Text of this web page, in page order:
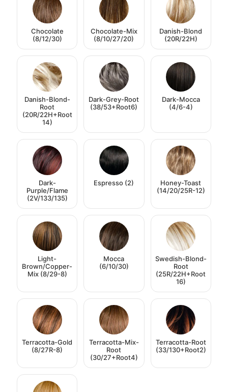
Chocolate
(8/12/30)
Chocolate-Mix
(8/10/27/20)
Danish-Blond
(20R/22H)
Danish-Blond-
Root
(20R/22H+Root
14)
Dark-Grey-Root
(38/53+Root6)
Dark-Mocca
(4/6-4)
Dark-
Purple/Flame
(2V/133/135)
Espresso (2)
Honey-Toast
(14/20/25R-12)
Light-
Brown/Copper-
Mix (8/29-8)
Mocca
(6/10/30)
Swedish-Blond-
Root
(25R/22H+Root
16)
Terracotta-Gold
(8/27R-8)
Terracotta-Mix-
Root
(30/27+Root4)
Terracotta-Root
(33/130+Root2)